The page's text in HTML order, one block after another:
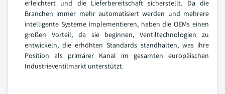
erleichtert und die Lieferbereitschaft sicherstellt. Da die
Branchen immer mehr automatisiert werden und mehrere
intelligente Systeme implementieren, haben die OEMs einen
großen Vorteil, da sie beginnen, Ventiltechnologien zu
entwickeln, die erhöhten Standards standhalten, was ihre
Position als primärer Kanal im gesamten europäischen
Industrieventilmarkt unterstützt.